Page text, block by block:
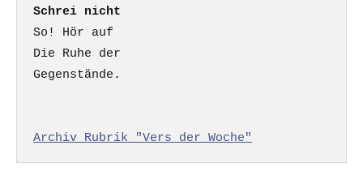
Schrei nicht
So! Hör auf
Die Ruhe der
Gegenstände.
Archiv Rubrik "Vers der Woche"